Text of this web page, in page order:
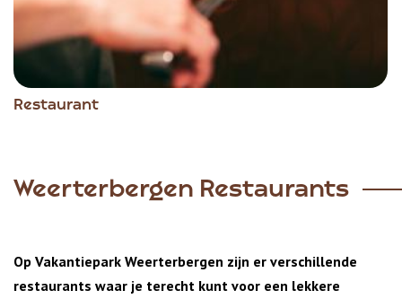
Restaurant
Weerterbergen Restaurants
Op Vakantiepark Weerterbergen zijn er verschillende
restaurants waar je terecht kunt voor een lekkere